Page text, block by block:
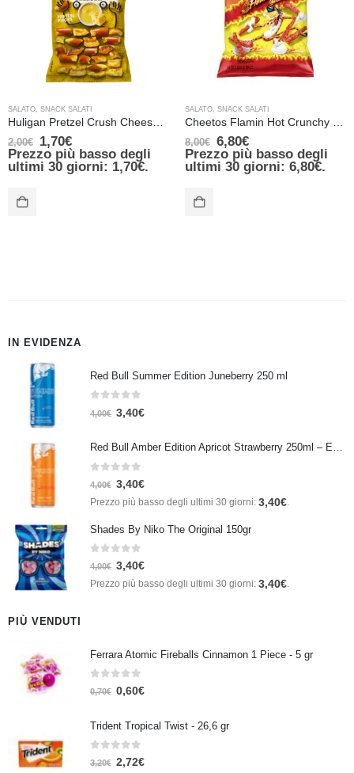
SALATO, SNACK SALATI
Huligan Pretzel Crush Cheese 65g
2,00€ 1,70€
Prezzo più basso degli
ultimi 30 giorni: 1,70€.
SALATO, SNACK SALATI
Cheetos Flamin Hot Crunchy Cheese 227 gr
8,00€ 6,80€
Prezzo più basso degli
ultimi 30 giorni: 6,80€.
IN EVIDENZA
Red Bull Summer Edition Juneberry 250 ml
Su 5
4,00€ 3,40€
Red Bull Amber Edition Apricot Strawberry 250ml – Energy Drink Albicocca e Fragola
Su 5
4,00€ 3,40€
Prezzo più basso degli ultimi 30 giorni: 3,40€
Shades By Niko The Original 150gr
Su 5
4,00€ 3,40€
Prezzo più basso degli ultimi 30 giorni: 3,40€.
PIÙ VENDUTI
Ferrara Atomic Fireballs Cinnamon 1 Piece - 5 gr
Su 5
0,70€ 0,60€
Trident Tropical Twist - 26,6 gr
Su 5
3,20€ 2,72€